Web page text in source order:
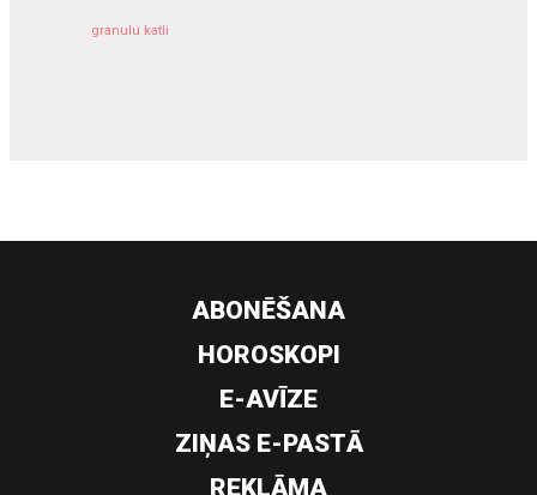
granulu katli
ABONĒŠANA
HOROSKOPI
E-AVĪZE
ZIŅAS E-PASTĀ
REKLĀMA